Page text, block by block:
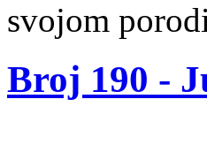
svojom
Broj 190 -